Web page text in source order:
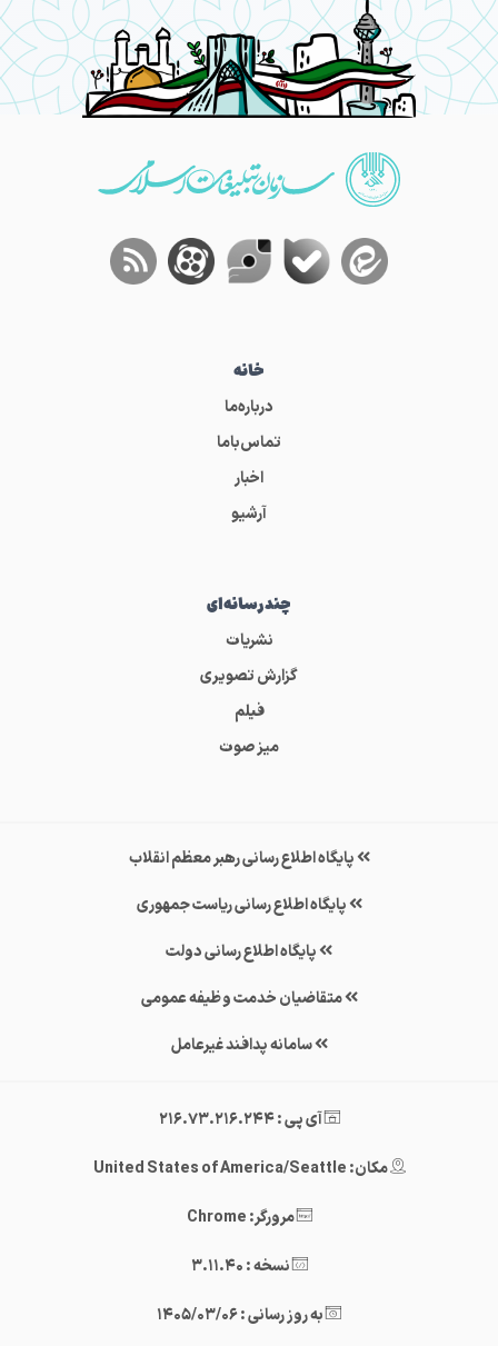
خانه
درباره‌ما
تماس‌باما
اخبار
آرشیو
چندرسانه‌ای
نشریات
گزارش تصویری
فیلم
میز صوت
پایگاه اطلاع رسانی رهبر معظم انقلاب
پایگاه اطلاع رسانی ریاست جمهوری
پایگاه اطلاع رسانی دولت
متقاضیان خدمت وظیفه عمومی
سامانه پدافند غیرعامل
آی پی : 216.73.216.244
مکان: United States of America/Seattle
مرورگر: Chrome
نسخه : 3.11.40
به روز رسانی : 1405/03/06